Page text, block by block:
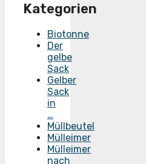
Kategorien
Biotonne
Der
gelbe
Sack
Gelber
Sack
in
…
Müllbeutel
Mülleimer
Mülleimer
nach